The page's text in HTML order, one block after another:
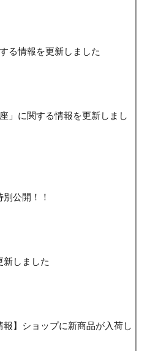
る情報を更新しました
」に関する情報を更新しまし
公開！！
新しました
報】ショップに新商品が入荷し